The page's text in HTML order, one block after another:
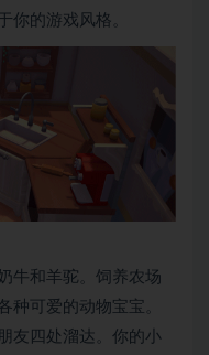
你的游戏风格。
牛和羊驼。饲养农场
种可爱的动物宝宝。
友四处溜达。你的小